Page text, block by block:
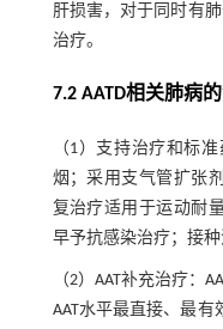
肝损害，对于同时有
治疗。
7.2 AATD相关肺病
（1）支持治疗和标
烟；采用支气管扩张
复治疗适用于运动耐
早予抗感染治疗；接种
（2）AAT补充治疗：
AAT水平最直接、最